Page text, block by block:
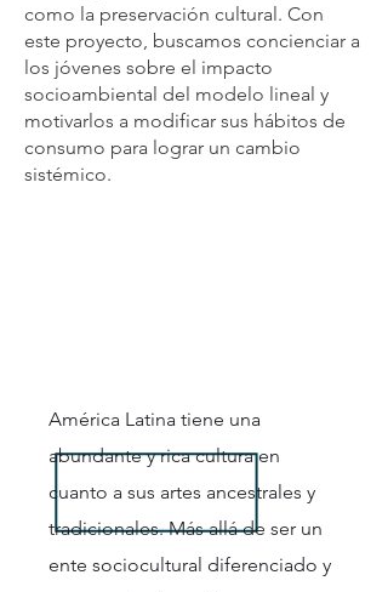
como la preservación cultural. Con
este proyecto, buscamos concienciar a
los jóvenes sobre el impacto
socioambiental del modelo lineal y
motivarlos a modificar sus hábitos de
consumo para lograr un cambio
sistémico.
América Latina tiene una
abundante y rica cultura en
cuanto a sus artes ancestrales y
tradicionales. Más allá de ser un
ente sociocultural diferenciado y